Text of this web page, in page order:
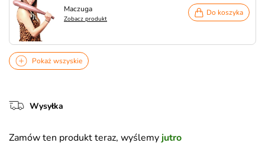
Maczuga
Zobacz produkt
Do koszyka
Pokaż wszyskie
Wysyłka
Zamów ten produkt teraz, wyślemy jutro